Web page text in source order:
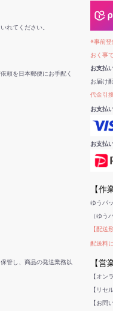
れてください。
頼を日本郵便にお手配く
管し、商品の発送業務以
※事前登
おく事
お支払
お届け
代金引
お支払
お支払
【作
ゆうパ
（ゆう
【配送
配送料
【営
【オン
【リセ
【お問